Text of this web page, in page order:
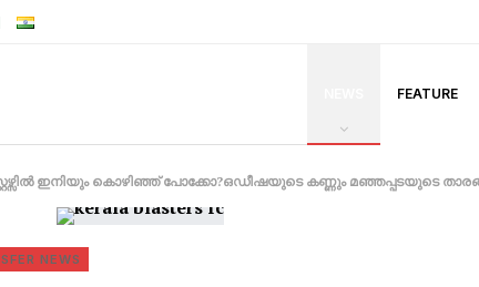
FEATURE
ഇനിയും കൊഴിഞ്ഞ് പോക്കോ?ഒഡീഷയുടെ കണ്ണും മഞ്ഞപ്പടയുടെ
NEWS